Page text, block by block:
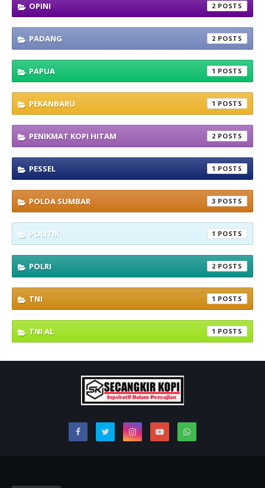
OPINI 2
PADANG 2
PAPUA 1
PEKANBARU 1
PENIKMAT KOPI HITAM 2
PESSEL 1
POLDA SUMBAR 3
POLITIK 1
POLRI 2
TNI 1
TNI AL 1